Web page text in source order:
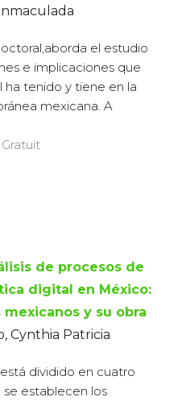
el estudio
e implicaciones que
tenido y tiene en la
mexicana. A
de procesos de
digital en México:
y su obra
Cynthia Patricia
dividido en cuatro
se establecen los